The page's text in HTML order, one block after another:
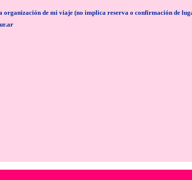
de mi viaje (no implica reserva o confirmación de